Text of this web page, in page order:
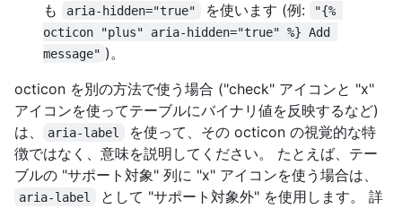
も aria-hidden="true" を使います (例:
"{%
octicon "plus" aria-hidden="true" %} Add
message" )。
octicon を別の方法で使う場合 ("check" アイコンと "x"
アイコンを使ってテーブルにバイナリ値を反映するなど)
は、
aria-label
を使って、その octicon の視覚的な特
徴ではなく、意味を説明してください。 たとえば、テー
ブルの "サポート対象" 列に "x" アイコンを使う場合は、
aria-label
として "サポート対象外" を使用します。 詳